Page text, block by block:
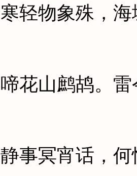
物象殊，海
山鹧鸪。雷
冥宵话，何